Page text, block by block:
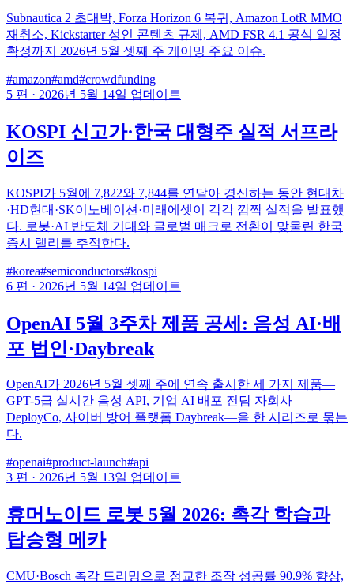
Subnautica 2 초대박, Forza Horizon 6 복귀, Amazon LotR MMO
재취소, Kickstarter 성인 콘텐츠 규제, AMD FSR 4.1 공식 일정
확정까지 2026년 5월 셋째 주 게이밍 주요 이슈.
#amazon#amd#crowdfunding
5 편 · 2026년 5월 14일 업데이트
KOSPI 신고가·한국 대형주 실적 서프라
이즈
KOSPI가 5월에 7,822와 7,844를 연달아 경신하는 동안 현대차
·HD현대·SK이노베이션·미래에셋이 각각 깜짝 실적을 발표했
다. 로봇·AI 반도체 기대와 글로벌 매크로 전환이 맞물린 한국
증시 랠리를 추적한다.
#korea#semiconductors#kospi
6 편 · 2026년 5월 14일 업데이트
OpenAI 5월 3주차 제품 공세: 음성 AI·배
포 법인·Daybreak
OpenAI가 2026년 5월 셋째 주에 연속 출시한 세 가지 제품—
GPT-5급 실시간 음성 API, 기업 AI 배포 전담 자회사
DeployCo, 사이버 방어 플랫폼 Daybreak—을 한 시리즈로 묶는
다.
#openai#product-launch#api
3 편 · 2026년 5월 13일 업데이트
휴머노이드 로봇 5월 2026: 촉각 학습과
탑승형 메카
CMU·Bosch 촉각 드리밍으로 정교한 조작 성공률 90.9% 향상,